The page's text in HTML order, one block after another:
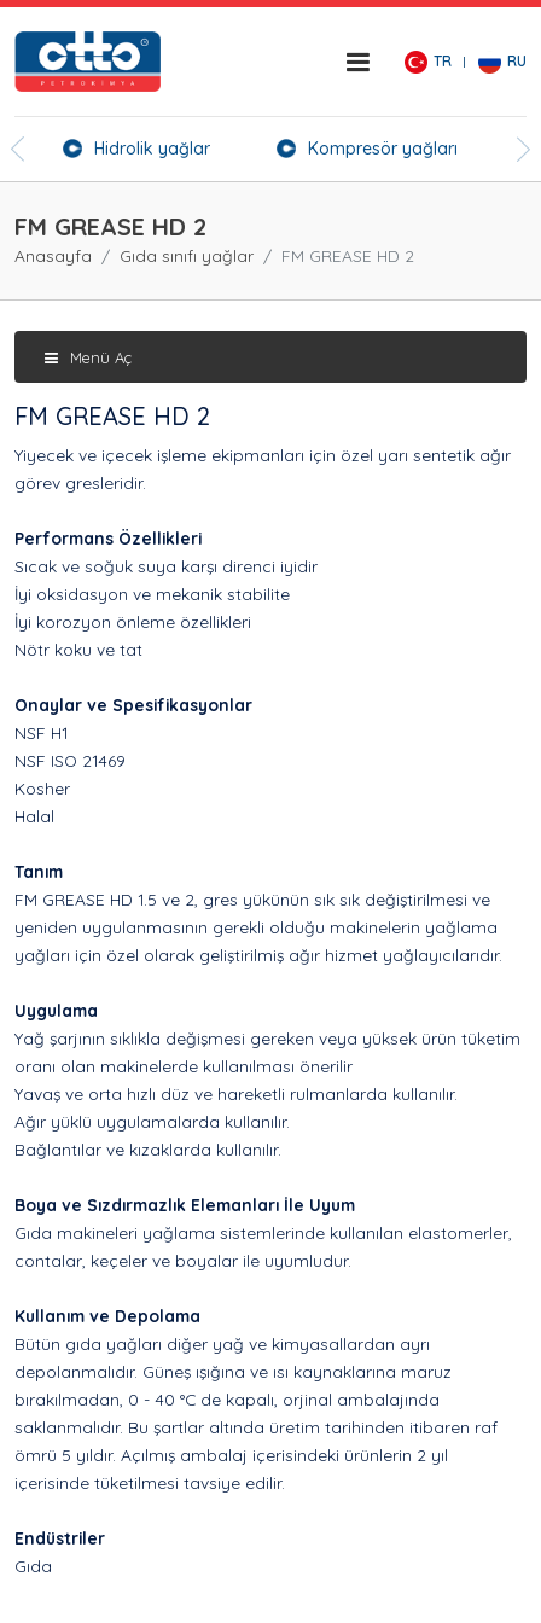
TR RU
Hidrolik yağlar Kompresör yağları
FM GREASE HD 2
Anasayfa Gıda sınıfı yağlar FM GREASE HD 2
Menü Aç
FM GREASE HD 2
Yiyecek ve içecek işleme ekipmanları için özel yarı sentetik ağır
görev gresleridir.
Performans Özellikleri
Sıcak ve soğuk suya karşı direnci iyidir
İyi oksidasyon ve mekanik stabilite
İyi korozyon önleme özellikleri
Nötr koku ve tat
Onaylar ve Spesifikasyonlar
NSF H1
NSF ISO 21469
Kosher
Halal
Tanım
FM GREASE HD 1.5 ve 2, gres yükünün sık sık değiştirilmesi ve
yeniden uygulanmasının gerekli olduğu makinelerin yağlama
yağları için özel olarak geliştirilmiş ağır hizmet yağlayıcılarıdır.
Uygulama
Yağ şarjının sıklıkla değişmesi gereken veya yüksek ürün tüketim
oranı olan makinelerde kullanılması önerilir
Yavaş ve orta hızlı düz ve hareketli rulmanlarda kullanılır.
Ağır yüklü uygulamalarda kullanılır.
Bağlantılar ve kızaklarda kullanılır.
Boya ve Sızdırmazlık Elemanları İle Uyum
Gıda makineleri yağlama sistemlerinde kullanılan elastomerler,
contalar, keçeler ve boyalar ile uyumludur.
Kullanım ve Depolama
Bütün gıda yağları diğer yağ ve kimyasallardan ayrı
depolanmalıdır. Güneş ışığına ve ısı kaynaklarına maruz
bırakılmadan, 0 - 40 °C de kapalı, orjinal ambalajında
saklanmalıdır. Bu şartlar altında üretim tarihinden itibaren raf
ömrü 5 yıldır. Açılmış ambalaj içerisindeki ürünlerin 2 yıl
içerisinde tüketilmesi tavsiye edilir.
Endüstriler
Gıda